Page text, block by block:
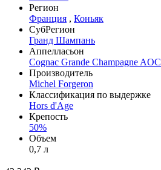
Регион
Франция , Коньяк
СубРегион
Гранд Шампань
Аппелласьон
Cognac Grande Champagne AOC
Производитель
Michel Forgeron
Классификация по выдержке
Hors d'Age
Крепость
50%
Объем
0,7 л